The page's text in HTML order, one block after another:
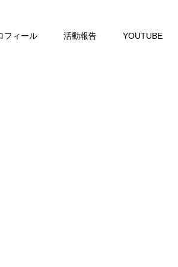
フィール 活動報告 YOUTUBE